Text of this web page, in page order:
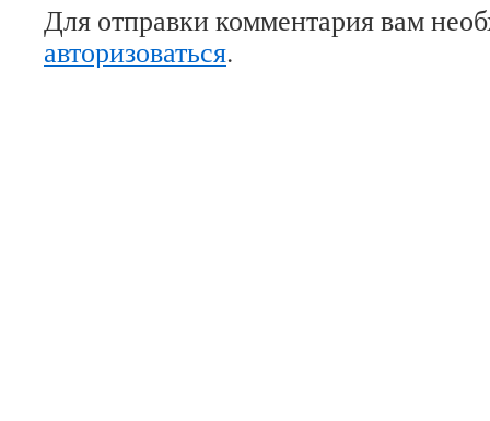
Для отправки комментария вам
авторизоваться.